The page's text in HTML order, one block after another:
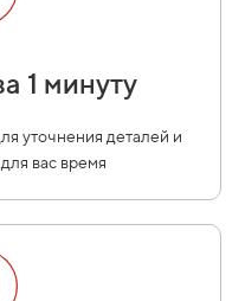
1 минуту
уточнения деталей и
вас время